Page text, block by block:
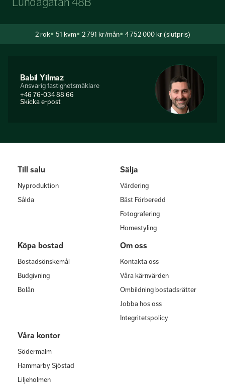
2rok 51 kvm 2 791 kr/mån 4 752 000 kr (slutpris)
Babil Yilmaz
Ansvarig fastighetsmäklare
+46 76-034 88 66
Skicka e-post
Till salu
Nyproduktion
Sålda
Sälja
Värdering
Bäst Förberedd
Fotografering
Homestyling
Köpa bostad
Bostadsönskemål
Budgivning
Bolån
Om oss
Kontakta oss
Våra kärnvärden
Ombildning bostadsrätter
Jobba hos oss
Integritetspolicy
Våra kontor
Södermalm
Hammarby Sjöstad
Liljeholmen